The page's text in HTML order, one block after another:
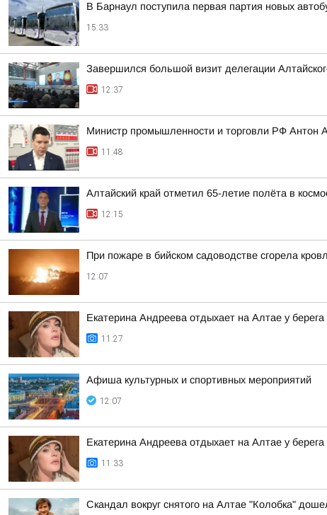
В Барнаул поступила первая партия новых
15:33
Завершился большой визит делегации
12:37
Министр промышленности и торговли РФ Антон
11:48
Алтайский край отметил 65-летие полёта в
12:15
При пожаре в бийском садоводстве сгорела
12:07
Екатерина Андреева отдыхает на Алтае у берега
11:27
Афиша культурных и спортивных мероприятий
12:07
Екатерина Андреева отдыхает на Алтае у берега
11:33
Скандал вокруг снятого на Алтае "Колобка"